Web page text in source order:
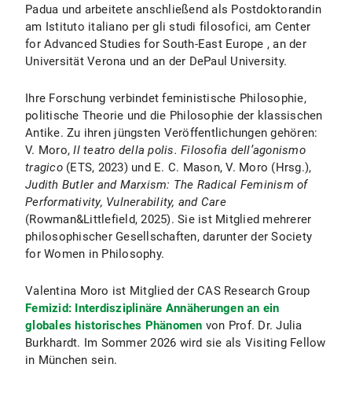
Padua und arbeitete anschließend als Postdoktorandin
am Istituto italiano per gli studi filosofici, am Center
for Advanced Studies for South-East Europe , an der
Universität Verona und an der DePaul University.
Ihre Forschung verbindet feministische Philosophie,
politische Theorie und die Philosophie der klassischen
Antike. Zu ihren jüngsten Veröffentlichungen gehören:
V. Moro, Il teatro della polis. Filosofia dell’agonismo
tragico(ETS, 2023) und E. C. Mason, V. Moro (Hrsg.),
Judith Butler and Marxism: The Radical Feminism of
Performativity, Vulnerability, and Care
(Rowman&Littlefield, 2025). Sie ist Mitglied mehrerer
philosophischer Gesellschaften, darunter der Society
for Women in Philosophy.
Valentina Moro ist Mitglied der CAS Research Group
Femizid: Interdisziplinäre Annäherungen an ein
globales historisches Phänomen von Prof. Dr. Julia
Burkhardt. Im Sommer 2026 wird sie als Visiting Fellow
in München sein.